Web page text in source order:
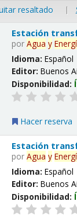
resaltado |
Estación
porAgua y
Idioma:Español
Editor:Buenos
Disponibilidad:
Hacer reserva
Estación
porAgua y
Idioma:Español
Editor:Buenos
Disponibilidad: